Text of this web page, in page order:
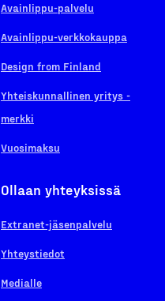
Avainlippu-palvelu
Avainlippu-verkkokauppa
Design from Finland
Yhteiskunnallinen yritys -
merkki
Vuosimaksu
Ollaan yhteyksissä
Extranet-jäsenpalvelu
Yhteystiedot
Medialle